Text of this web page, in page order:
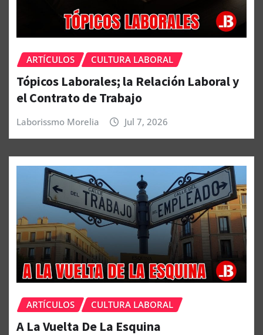
ARTÍCULOS CULTURA LABORAL
Tópicos Laborales; la Relación Laboral y
el Contrato de Trabajo
Laborissmo Morelia Jul 7, 2026
ARTÍCULOS CULTURA LABORAL
A La Vuelta De La Esquina